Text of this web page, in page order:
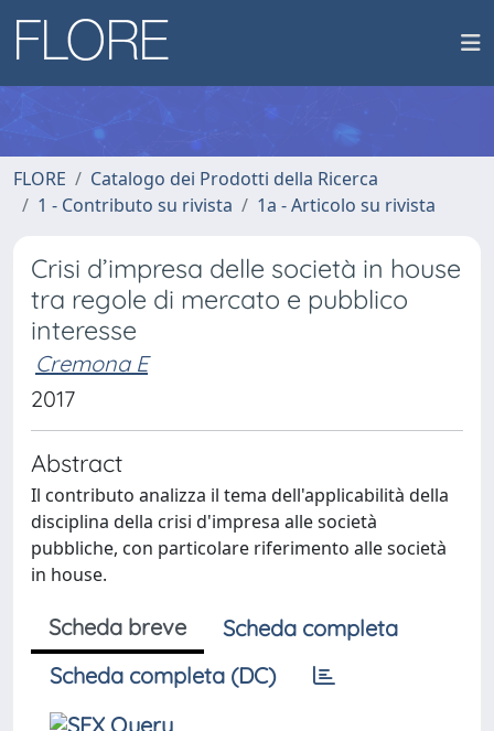
FLORE
Catalogo dei Prodotti della Ricerca
1 - Contributo su rivista
1a - Articolo su rivista
Crisi d’impresa delle società in house
tra regole di mercato e pubblico
interesse
Cremona E
2017
Abstract
Il contributo analizza il tema dell'applicabilità della
disciplina della crisi d'impresa alle società
pubbliche, con particolare riferimento alle società
in house.
Scheda breve
Scheda completa
Scheda completa (DC)